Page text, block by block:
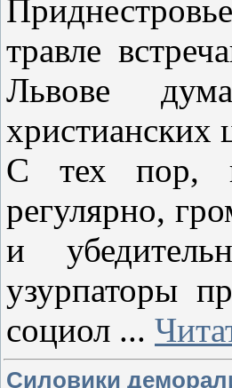
травле
Львове
христианских
С тех пор,
регулярно,
и
узурпаторы
социол ...
Силовики